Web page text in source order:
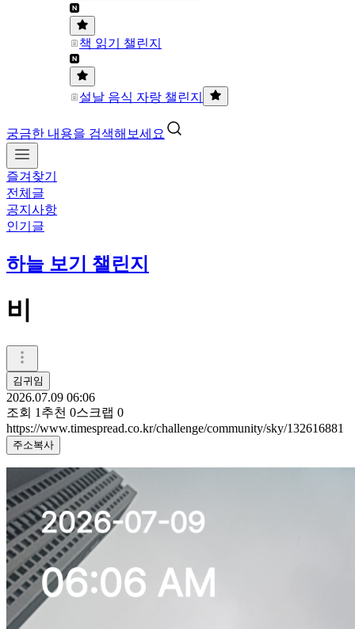
책 읽기 챌린지
설날 음식 자랑 챌린지
궁금한 내용을 검색해보세요
즐겨찾기
전체글
공지사항
인기글
하늘 보기 챌린지
비
김귀임
2026.07.09 06:06
조회 1 추천 0스크랩 0
https://www.timespread.co.kr/challenge/community/sky/132616881
주소복사